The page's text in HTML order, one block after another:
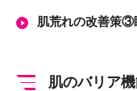
肌荒れの改善策③
肌のバリア